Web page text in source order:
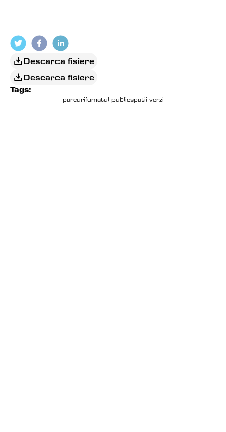
Descarca fisiere
Descarca fisiere
Tags:
parcurifumatul publicspatii verzi